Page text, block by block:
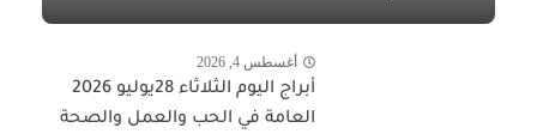
أغسطس 4, 2026
أبراج اليوم الثلاثاء 28يوليو 2026
العامة في الحب والعمل والصحة